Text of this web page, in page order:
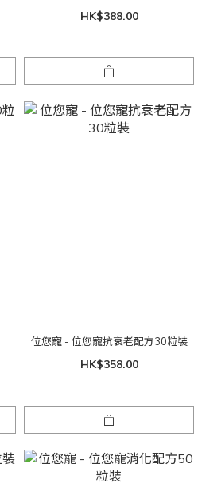
HK$388.00
位您寵 - 位您寵抗衰老配方30粒裝
HK$358.00